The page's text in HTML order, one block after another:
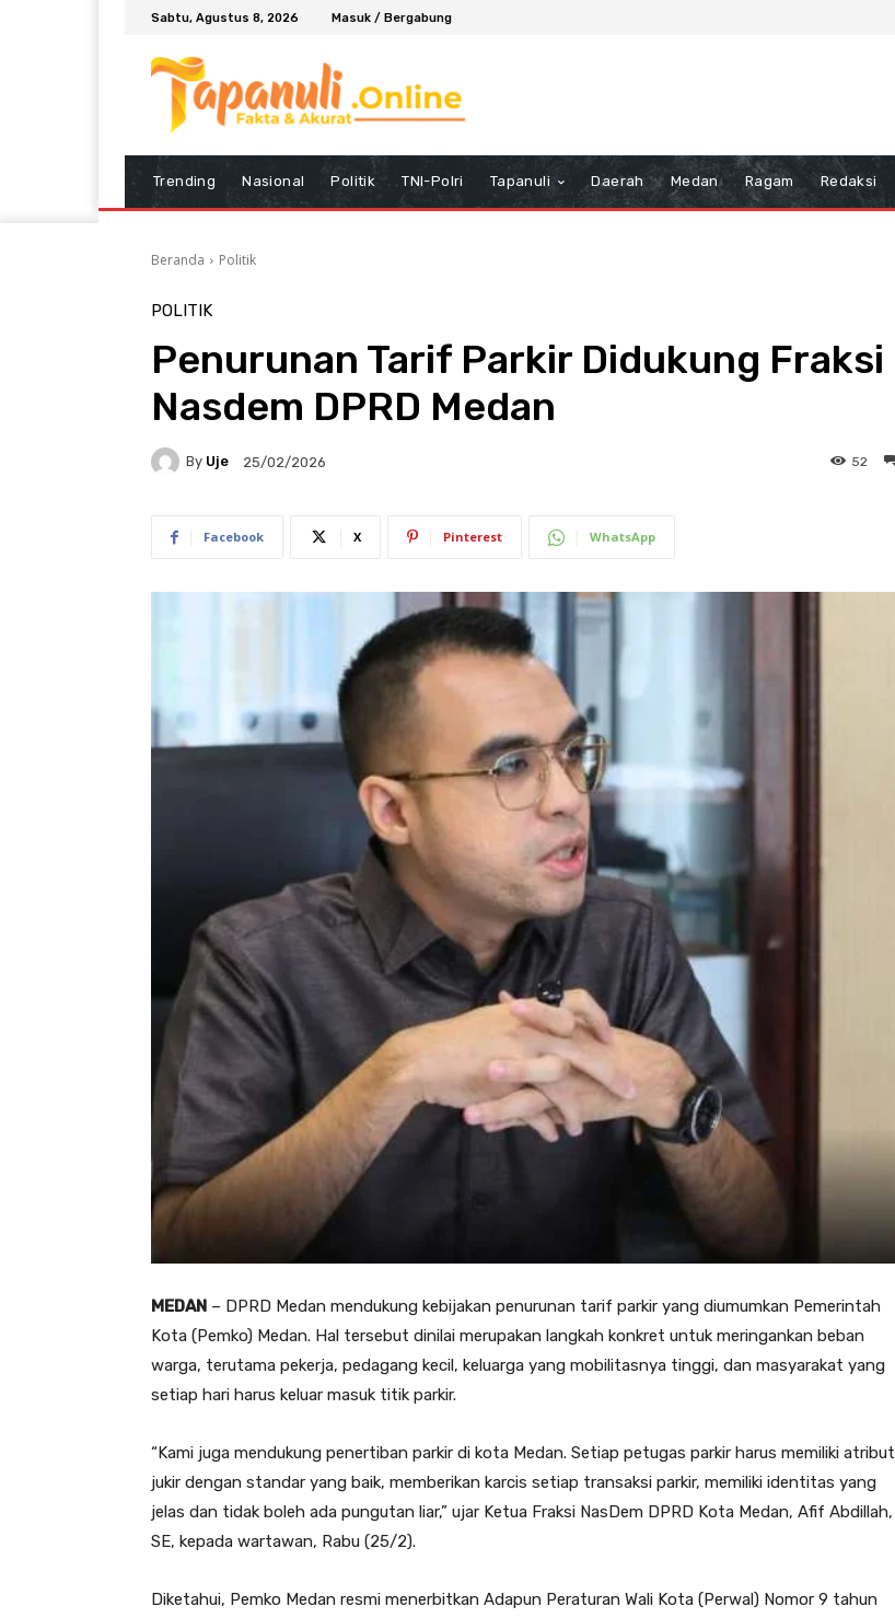
Sabtu, Agustus 8, 2026 Masuk / Bergabung
Trending Nasional Politik TNI-Polri Tapanuli Daerah Medan Ragam Redaksi
Beranda Politik
POLITIK
Penurunan Tarif Parkir Didukung Fraksi
Nasdem DPRD Medan
By Uje 25/02/2026 52
Facebook X Pinterest WhatsApp
MEDAN – DPRD Medan mendukung kebijakan penurunan tarif parkir yang diumumkan Pemerintah
Kota (Pemko) Medan. Hal tersebut dinilai merupakan langkah konkret untuk meringankan beban
warga, terutama pekerja, pedagang kecil, keluarga yang mobilitasnya tinggi, dan masyarakat yang
setiap hari harus keluar masuk titik parkir.
“Kami juga mendukung penertiban parkir di kota Medan. Setiap petugas parkir harus memiliki atribut
jukir dengan standar yang baik, memberikan karcis setiap transaksi parkir, memiliki identitas yang
jelas dan tidak boleh ada pungutan liar,” ujar Ketua Fraksi NasDem DPRD Kota Medan, Afif Abdillah,
SE, kepada wartawan, Rabu (25/2).
Diketahui, Pemko Medan resmi menerbitkan Adapun Peraturan Wali Kota (Perwal) Nomor 9 tahun